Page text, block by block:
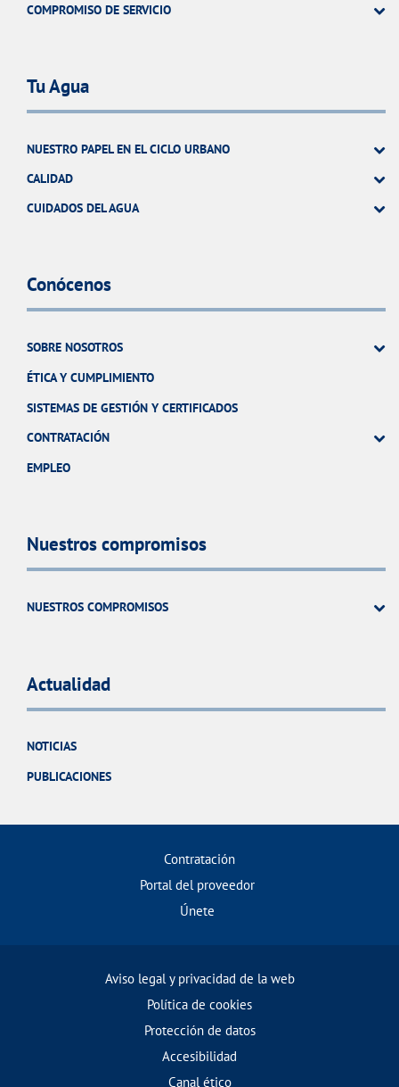
COMPROMISO DE SERVICIO
Tu Agua
NUESTRO PAPEL EN EL CICLO URBANO
CALIDAD
CUIDADOS DEL AGUA
Conócenos
SOBRE NOSOTROS
ÉTICA Y CUMPLIMIENTO
SISTEMAS DE GESTIÓN Y CERTIFICADOS
CONTRATACIÓN
EMPLEO
Nuestros compromisos
NUESTROS COMPROMISOS
Actualidad
NOTICIAS
PUBLICACIONES
Contratación
Portal del proveedor
Únete
Aviso legal y privacidad de la web
Política de cookies
Protección de datos
Accesibilidad
Canal ético